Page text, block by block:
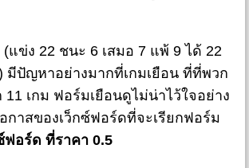
(แข่ง 22 ชนะ 6 เสมอ 7 แพ้ 9 ได้ 22
มีปัญหาอย่างมากที่เกมเยือน ที่ที่พวก
11 เกม ฟอร์มเยือนดูไม่น่าไว้ใจอย่าง
กาสของเว็กซ์ฟอร์ดที่จะเรียกฟอร์ม
ฟอร์ด ที่ราคา 0.5